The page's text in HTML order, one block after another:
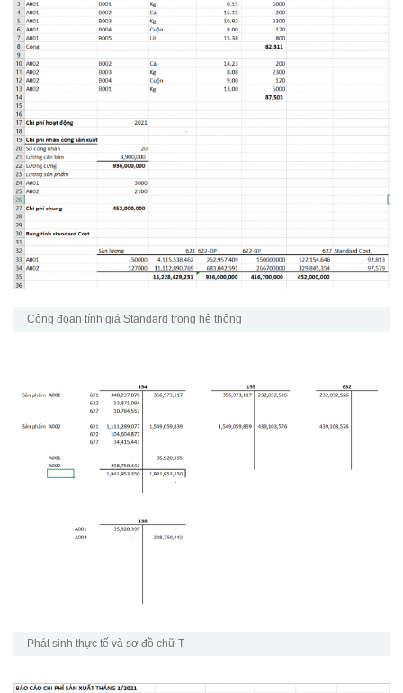
Công đoạn tính giá Standard trong hệ thống
Phát sinh thực tế và sơ đồ chữ T